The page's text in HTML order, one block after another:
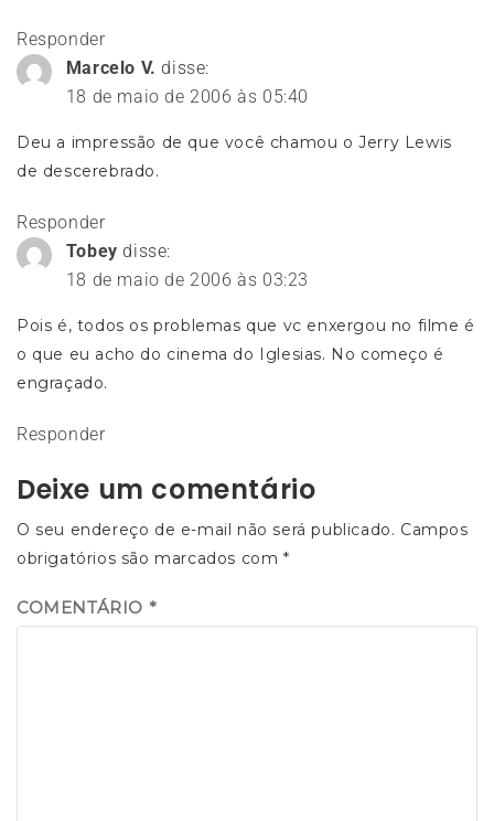
Responder
Marcelo V. disse:
18 de maio de 2006 às 05:40
Deu a impressão de que você chamou o Jerry Lewis
de descerebrado.
Responder
Tobey disse:
18 de maio de 2006 às 03:23
Pois é, todos os problemas que vc enxergou no filme é
o que eu acho do cinema do Iglesias. No começo é
engraçado.
Responder
Deixe um comentário
O seu endereço de e-mail não será publicado. Campos
obrigatórios são marcados com*
COMENTÁRIO *